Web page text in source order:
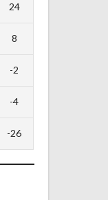
24
8
-2
-4
-26